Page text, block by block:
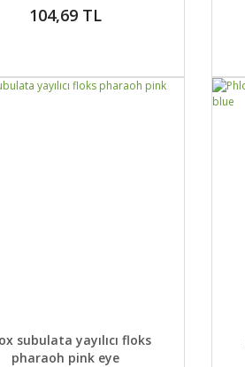
104,69 TL
GELİNCE HABER VER
subulata yayılıcı floks
pharaoh pink eye